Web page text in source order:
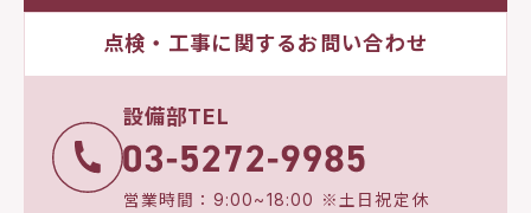
点検・工事に関するお問い合わせ
設備部TEL
営業時間：9:00~18:00 ※土日祝定休